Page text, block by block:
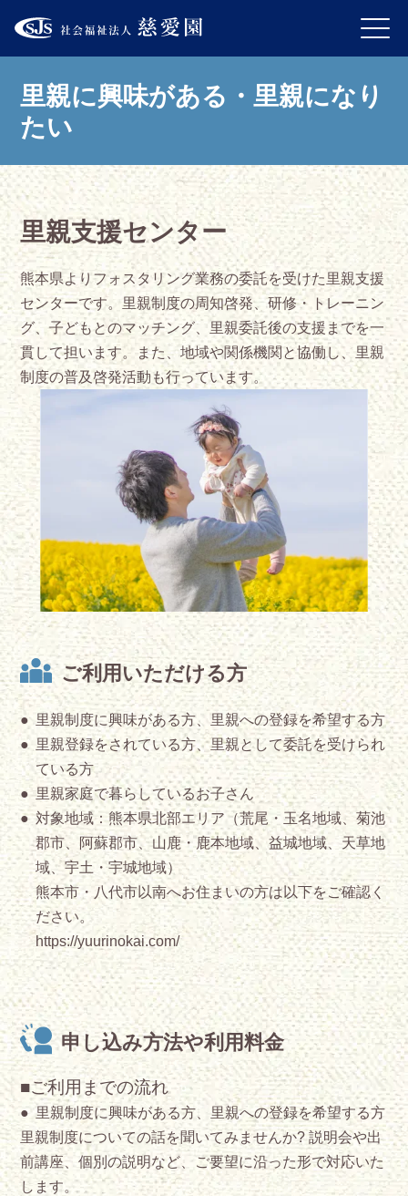
里親に興味がある・里親になり
たい
里親支援センター
熊本県よりフォスタリング業務の委託を受けた里親支援
センターです。里親制度の周知啓発、研修・トレーニン
グ、子どもとのマッチング、里親委託後の支援までを一
貫して担います。また、地域や関係機関と協働し、里親
制度の普及啓発活動も行っています。
ご利用いただける方
里親制度に興味がある方、里親への登録を希望する方
里親登録をされている方、里親として委託を受けられ
ている方
里親家庭で暮らしているお子さん
対象地域：熊本県北部エリア（荒尾・玉名地域、菊池
郡市、阿蘇郡市、山鹿・鹿本地域、益城地域、天草地
域、宇土・宇城地域）
熊本市・八代市以南へお住まいの方は以下をご確認く
ださい。
https://yuurinokai.com/
申し込み方法や利用料金
■ご利用までの流れ
里親制度に興味がある方、里親への登録を希望する方
里親制度についての話を聞いてみませんか? 説明会や出
前講座、個別の説明など、ご要望に沿った形で対応いた
します。